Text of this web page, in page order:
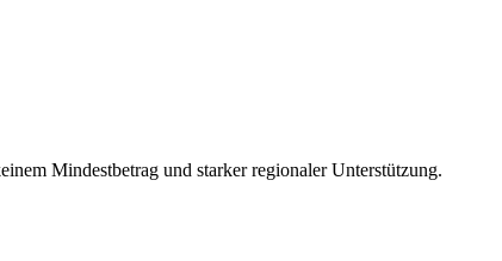
Mindestbetrag und starker regionaler Unterstützung.